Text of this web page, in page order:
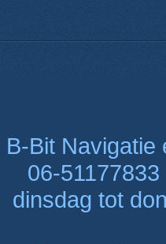
B-Bit Navigatie
06-
dinsdag tot